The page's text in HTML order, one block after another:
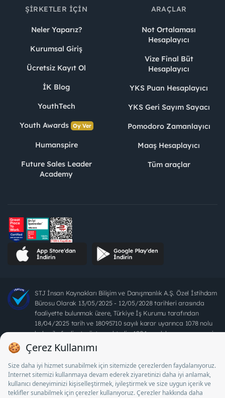
ŞIRKETLER İÇIN
Neler Yaparız?
Kurumsal Giriş
Ücretsiz Kayıt Ol
İK Blog
YouthTech
Youth Awards Oy Ver
Humanspire
Future Sales Leader
Academy
ARAÇLAR
Not Ortalaması
Hesaplayıcı
Vize Final Büt
Hesaplayıcı
YKS Puan Hesaplayıcı
YKS Geri Sayım Sayacı
Pomodoro Zamanlayıcı
Maaş Hesaplayıcı
Tüm araçlar
STJ İnsan Kaynakları Bilişim ve Danışmanlık A.Ş. Özel İstihdam
Bürosu Olarak 13/05/2025 - 12/05/2028 tarihleri arasında
faaliyette bulunmak üzere, Türkiye İş Kurumu tarafından
18/04/2025 tarih ve 18095710 sayılı karar uyarınca 1078 nolu
belge ile faaliyet göstermektedir. 4904 sayılı kanun uyarınca iş
arayanlardan ücret alınması yasaktır.